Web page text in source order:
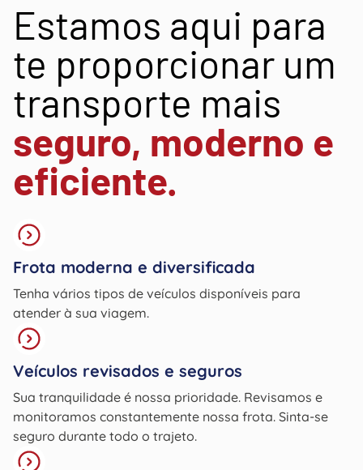
Estamos aqui para
te proporcionar um
transporte mais
seguro, moderno e
eficiente.
Frota moderna e diversificada
Tenha vários tipos de veículos disponíveis para
atender à sua viagem.
Veículos revisados e seguros
Sua tranquilidade é nossa prioridade. Revisamos e
monitoramos constantemente nossa frota. Sinta-se
seguro durante todo o trajeto.